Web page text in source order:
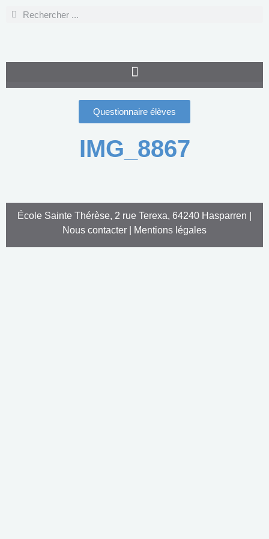
Questionnaire élèves
IMG_8867
École Sainte Thérèse, 2 rue Terexa, 64240 Hasparren |
Nous contacter
Mentions légales